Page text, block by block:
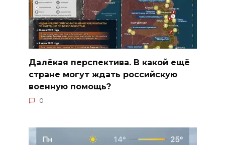
Далёкая перспектива. В какой ещё
стране могут ждать российскую
военную помощь?
0